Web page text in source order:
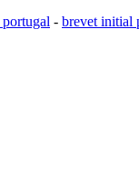
- brevet initial